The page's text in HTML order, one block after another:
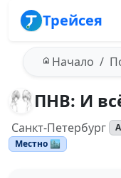
Трейсея
Начало
ПНВ: И
Санкт-Петербург
Местно 🏙️